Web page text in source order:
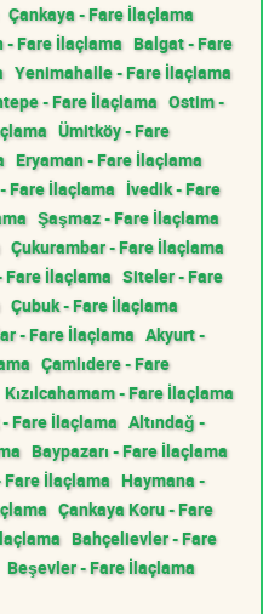
Çankaya - Fare İlaçlama
- Fare İlaçlama Balgat - Fare
Yenimahalle - Fare İlaçlama
- Fare İlaçlama Ostim -
Ümitköy - Fare
Eryaman - Fare İlaçlama
Fare İlaçlama İvedik - Fare
Şaşmaz - Fare İlaçlama
Çukurambar - Fare İlaçlama
Fare İlaçlama Siteler - Fare
Çubuk - Fare İlaçlama
- Fare İlaçlama Akyurt -
Çamlıdere - Fare
Kızılcahamam - Fare İlaçlama
Fare İlaçlama Altındağ -
Baypazarı - Fare İlaçlama
Fare İlaçlama Haymana -
Çankaya Koru - Fare
Bahçelievler - Fare
Beşevler - Fare İlaçlama